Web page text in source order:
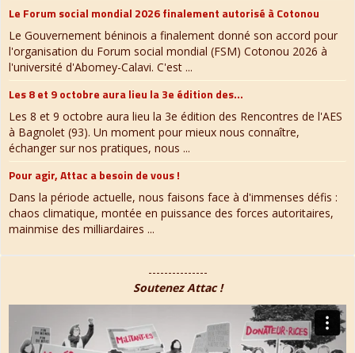
Le Forum social mondial 2026 finalement autorisé à Cotonou
Le Gouvernement béninois a finalement donné son accord pour
l'organisation du Forum social mondial (FSM) Cotonou 2026 à
l'université d'Abomey-Calavi. C'est ...
Les 8 et 9 octobre aura lieu la 3e édition des...
Les 8 et 9 octobre aura lieu la 3e édition des Rencontres de l'AES
à Bagnolet (93). Un moment pour mieux nous connaître,
échanger sur nos pratiques, nous ...
Pour agir, Attac a besoin de vous !
Dans la période actuelle, nous faisons face à d'immenses défis :
chaos climatique, montée en puissance des forces autoritaires,
mainmise des milliardaires ...
---------------
Soutenez Attac !